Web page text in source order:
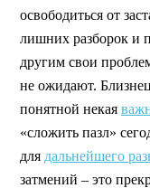
освободиться от
лишних разборок и
другим свои
не ожидают.
понятной некая
«сложить пазл»
для дальнейшего
затмений – это